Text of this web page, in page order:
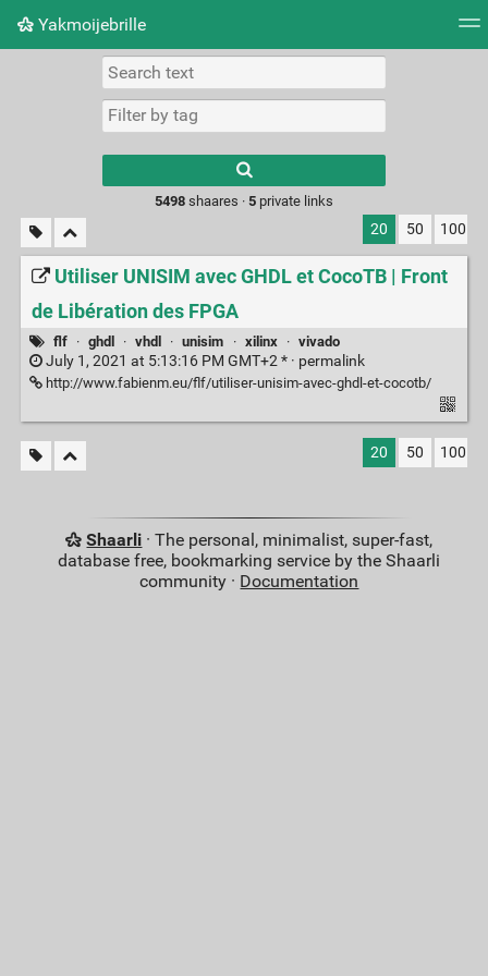
Yakmoijebrille
Picture wall
results.
5498shaares · 5private links
20 50 100
Utiliser UNISIM avec GHDL et CocoTB | Front
de Libération des FPGA
flf · ghdl · vhdl · unisim · xilinx · vivado
July 1, 2021 at 5:13:16 PM GMT+2 * · permalink
http://www.fabienm.eu/flf/utiliser-unisim-avec-ghdl-et-cocotb/
20 50 100
Shaarli · The personal, minimalist, super-fast,
database free, bookmarking service by the Shaarli
community · Documentation